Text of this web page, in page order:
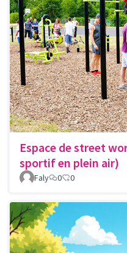
Espace de street
sportif en plein air)
Faly 0 0